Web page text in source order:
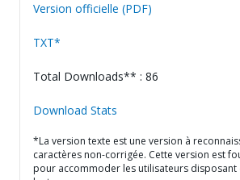
Version officielle (PDF)
TXT*
Total Downloads** : 86
Download Stats
*La version texte est une version à
caractères non-corrigée. Cette version est
pour accommoder les utilisateurs disposant